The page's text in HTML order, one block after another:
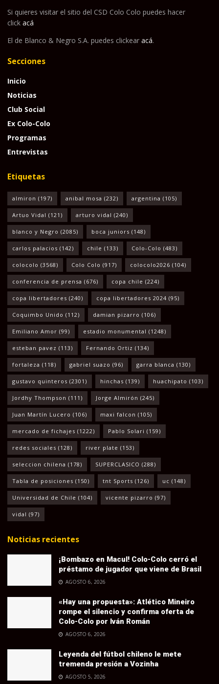
Si quieres visitar el sitio del CSD Colo Colo puedes hacer
click acá
El de Blanco & Negro S.A. puedes clickear acá.
Secciones
Inicio
Noticias
Club Social
Ex Colo-Colo
Programas
Entrevistas
Etiquetas
almiron (197) anibal mosa (232) argentina (105)
Artuo Vidal (121) arturo vidal (240)
blanco y Negro (2085) boca juniors (148)
carlos palacios (142) chile (133) Colo-Colo (483)
colocolo (3568) Colo Colo (917) colocolo2026 (104)
conferencia de prensa (676) copa chile (224)
copa libertadores (240) copa libertadores 2024 (95)
Coquimbo Unido (112) damian pizarro (106)
Emiliano Amor (99) estadio monumental (1248)
esteban pavez (113) Fernando Ortiz (134)
fortaleza (118) gabriel suazo (96) garra blanca (130)
gustavo quinteros (2301) hinchas (139) huachipato (103)
Jordhy Thompson (111) Jorge Almirón (245)
Juan Martín Lucero (106) maxi falcon (105)
mercado de fichajes (1222) Pablo Solari (159)
redes sociales (128) river plate (153)
seleccion chilena (178) SUPERCLASICO (288)
Tabla de posiciones (150) tnt Sports (126) uc (148)
Universidad de Chile (104) vicente pizarro (97)
vidal (97)
Noticias recientes
¡Bombazo en Macul! Colo-Colo cerró el
préstamo de jugador que viene de Brasil
AGOSTO 6, 2026
«Hay una propuesta»: Atlético Mineiro
rompe el silencio y confirma oferta de
Colo-Colo por Iván Román
AGOSTO 6, 2026
Leyenda del fútbol chileno le mete
tremenda presión a Vozinha
AGOSTO 5, 2026